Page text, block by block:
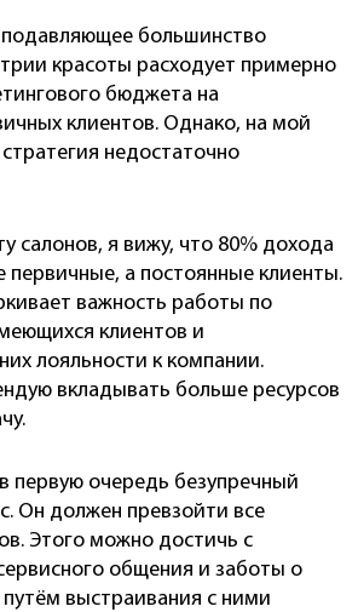
подавляющее большинство
красоты расходует примерно
бюджета на
клиентов. Однако, на мой
недостаточно
салонов, я вижу, что 80% дохода
первичные, а постоянные клиенты.
важность работы по
клиентов и
лояльности к компании.
вкладывать больше ресурсов
первую очередь безупречный
Он должен превзойти все
Этого можно достичь с
общения и заботы о
путём выстраивания с ними